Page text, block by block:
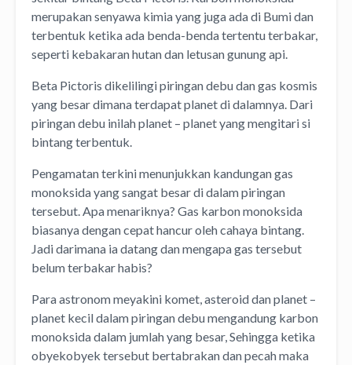
merupakan senyawa kimia yang juga ada di Bumi dan
terbentuk ketika ada benda-benda tertentu terbakar,
seperti kebakaran hutan dan letusan gunung api.
Beta Pictoris dikelilingi piringan debu dan gas kosmis
yang besar dimana terdapat planet di dalamnya. Dari
piringan debu inilah planet – planet yang mengitari si
bintang terbentuk.
Pengamatan terkini menunjukkan kandungan gas
monoksida yang sangat besar di dalam piringan
tersebut. Apa menariknya? Gas karbon monoksida
biasanya dengan cepat hancur oleh cahaya bintang.
Jadi darimana ia datang dan mengapa gas tersebut
belum terbakar habis?
Para astronom meyakini komet, asteroid dan planet –
planet kecil dalam piringan debu mengandung karbon
monoksida dalam jumlah yang besar, Sehingga ketika
obyekobyek tersebut bertabrakan dan pecah maka